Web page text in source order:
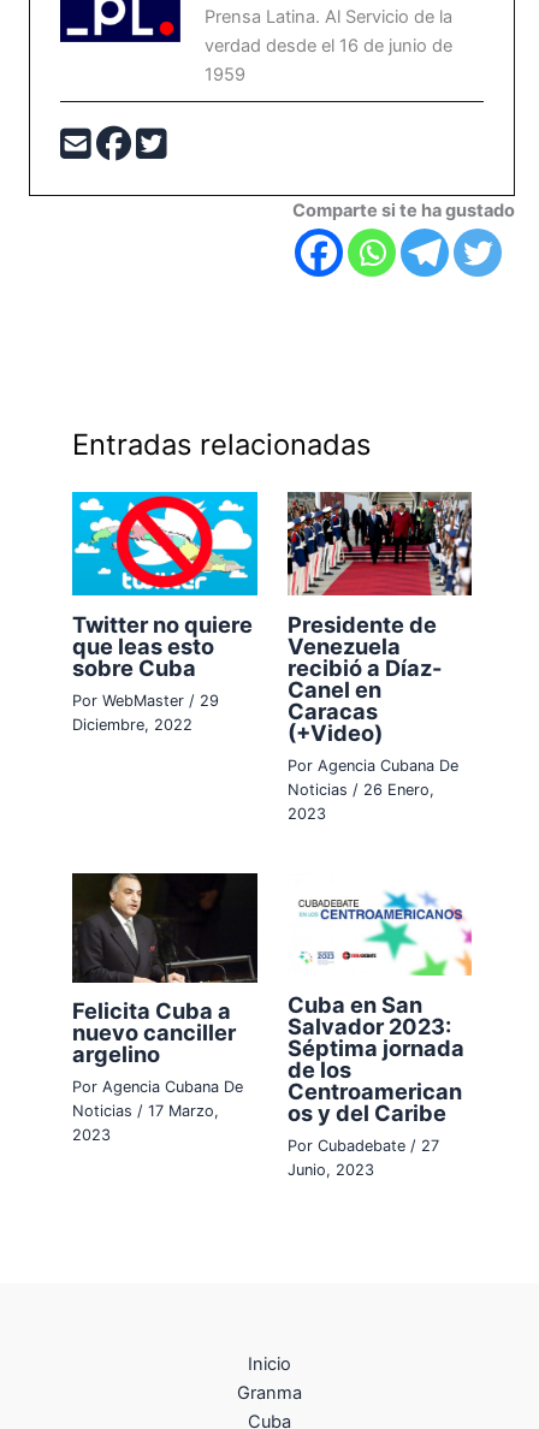
Prensa Latina. Al Servicio de la
verdad desde el 16 de junio de
1959
Comparte si te ha gustado
Entradas relacionadas
Twitter no quiere
que leas esto
sobre Cuba
PorWebMaster/ 29
Diciembre, 2022
Presidente de
Venezuela
recibió a Díaz-
Canel en
Caracas
(+Video)
Por Agencia Cubana De
Noticias / 26 Enero,
2023
Felicita Cuba a
nuevo canciller
argelino
PorAgencia Cubana De
Noticias/17 Marzo,
2023
Cuba en San
Salvador 2023:
Séptima jornada
de los
Centroamerican
os y del Caribe
Por Cubadebate / 27
Junio, 2023
Inicio
Granma
Cuba